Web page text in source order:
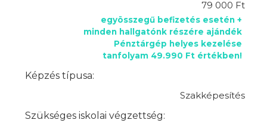
79 000 Ft
egyösszegű befizetés esetén +
minden hallgatónk részére ajándék
Pénztárgép helyes kezelése
tanfolyam 49.990 Ft értékben!
Képzés típusa:
Szakképesítés
Szükséges iskolai végzettség: